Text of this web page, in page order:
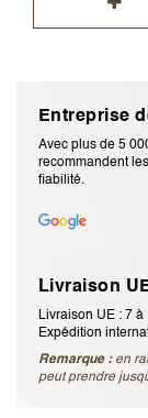
Entreprise
Avec plus de 5
recommandent
fiabilité.
Livraison
Livraison UE : 7
Expédition
Remarque : en
peut prendre